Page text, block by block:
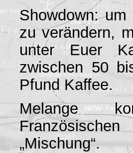
Showdown:
zu verändern,
unter Euer
zwischen 50
Pfund Kaffee.
Melange
„Mischung“.